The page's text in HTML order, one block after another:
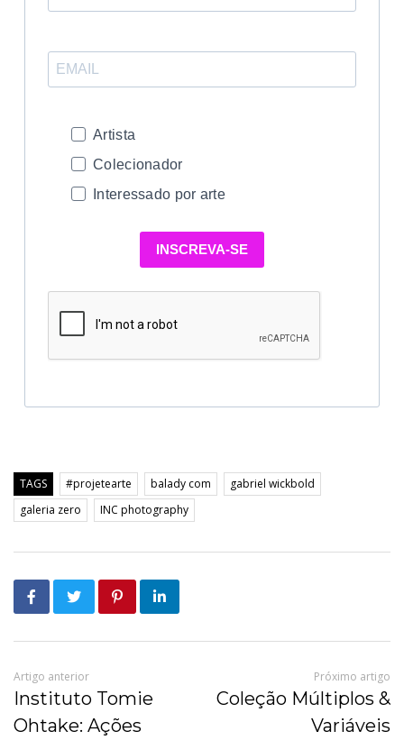
Artista
Colecionador
Interessado por arte
INSCREVA-SE
TAGS #projetearte balady com
gabriel wickbold
galeria zero
INC photography
Artigo anterior
Instituto Tomie
Ohtake: Ações
Próximo artigo
Coleção Múltiplos &
Variáveis